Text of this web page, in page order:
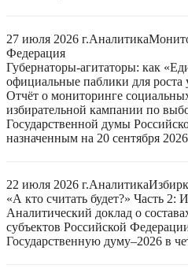
27 июля 2026 г.Аналитика
Федерация
Губернаторы-агитаторы: как
официальные паблики для роста
Отчёт о мониторинге
избирательной кампании по
Государственной думы
назначенным на 20 сентября
22 июля 2026 г.Аналитика
«А кто считать будет?» Часть
Аналитический доклад о
субъектов Российской
Государственную думу–2026 в